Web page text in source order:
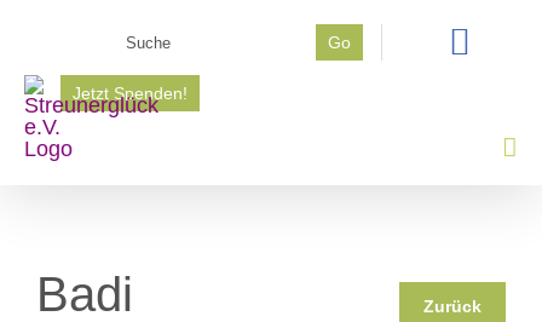
springen
Go
Jetzt Spenden!
Badi Zurück